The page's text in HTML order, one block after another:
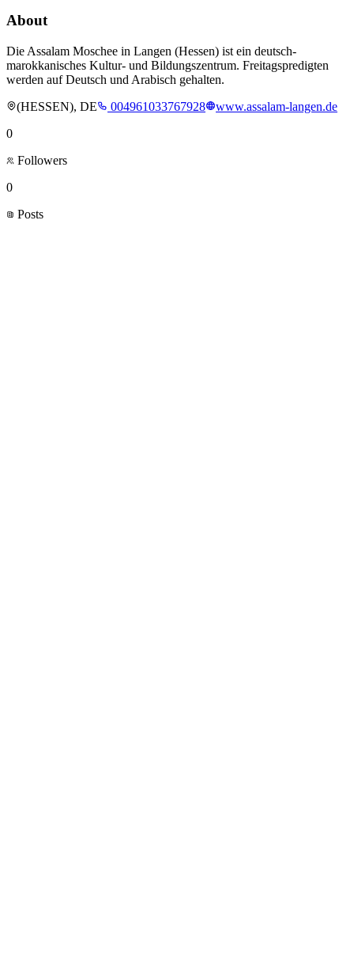
About
Die Assalam Moschee in Langen (Hessen) ist ein deutsch-
marokkanisches Kultur- und Bildungszentrum. Freitagspredigten
werden auf Deutsch und Arabisch gehalten.
(HESSEN), DE
004961033767928
www.assalam-langen.de
0
Followers
0
Posts